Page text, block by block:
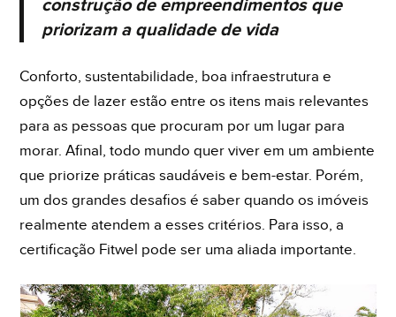
Eu concordo em receber comunicações. Ao informar
meus dados, eu concordo com aPolítica de Privacidade
e Termos de Uso.
construção de empreendimentos que
priorizam a qualidade de vida
Conforto, sustentabilidade, boa infraestrutura e
opções de lazer estão entre os itens mais relevantes
para as pessoas que procuram por um lugar para
morar. Afinal, todo mundo quer viver em um ambiente
que priorize práticas saudáveis e bem-estar. Porém,
um dos grandes desafios é saber quando os imóveis
realmente atendem a esses critérios. Para isso, a
certificação Fitwel pode ser uma aliada importante.